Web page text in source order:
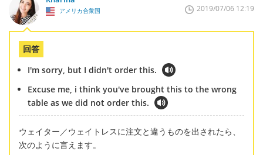
アメリカ合衆国 2019/07/06 12:19
回答
I'm sorry, but I didn't order this.
Excuse me, i think you've brought this to the wrong
table as we did not order this.
ウェイター／ウェイトレスに注文と違うものを出されたら、
次のように言えます。